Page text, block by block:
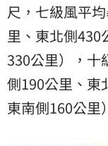
尺，七級風平
里、東北側430
330公里），十
側190公里、東
東南側160公里